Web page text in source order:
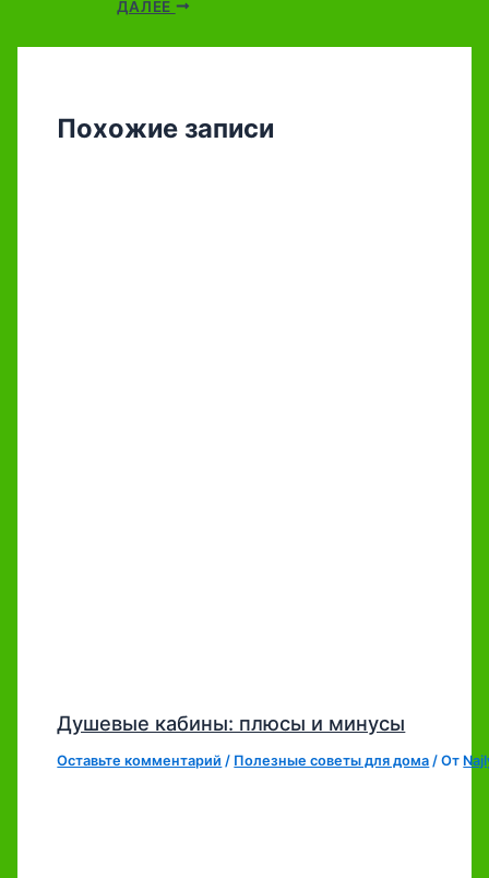
ДАЛЕЕ
Похожие записи
Душевые кабины: плюсы и минусы
Оставьте комментарий / Полезные советы для дома / От